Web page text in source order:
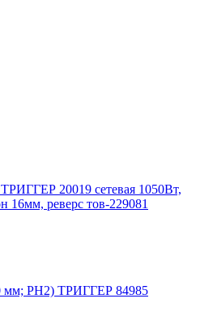
20019 сетевая 1050Вт,
16мм, реверс тов-229081